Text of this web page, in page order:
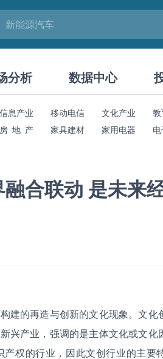
分析 数据中心
信息产业 移动电信 文化产业 教
房 地 产
家具建材 家用电器
合联动 是未来
建的再造与创新的文化现象。文化
兴产业，强调的是主体文化或文化
权的行业，因此文创行业的主要